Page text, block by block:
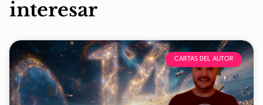
interesar
CARTAS DEL AUTOR